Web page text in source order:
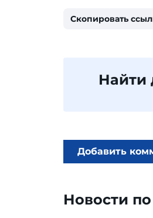
Скопировать
Найти
Добавить
Новости